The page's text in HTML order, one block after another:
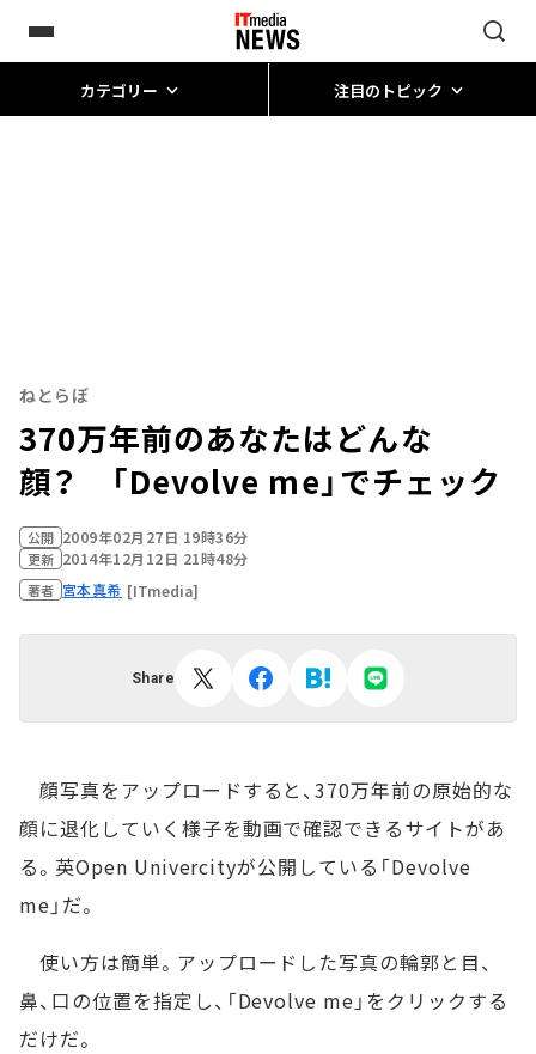
カテゴリー 注目のトピック
ねとらぼ
370万年前のあなたはどんな
顔？ 「Devolve me」でチェック
公開 2009年02月27日 19時36分
更新 2014年12月12日 21時48分
著者 宮本真希 [ITmedia]
Share
顔写真をアップロードすると、370万年前の原始的な
顔に退化していく様子を動画で確認できるサイトがあ
る。英Open Univercityが公開している「Devolve
me」だ。
使い方は簡単。アップロードした写真の輪郭と目、
鼻、口の位置を指定し、「Devolve me」をクリックする
だけだ。